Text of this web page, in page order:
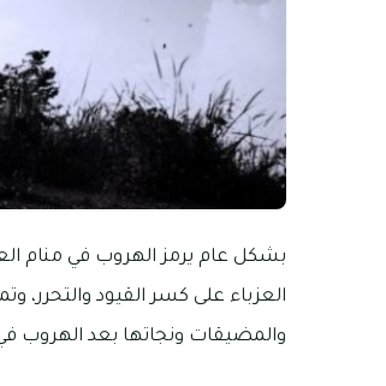
بشكل عام يرمز الهروب في منام
العزباء على كسر القيود والتحرر،
والمضيقات ونجاتها بعد الهروب